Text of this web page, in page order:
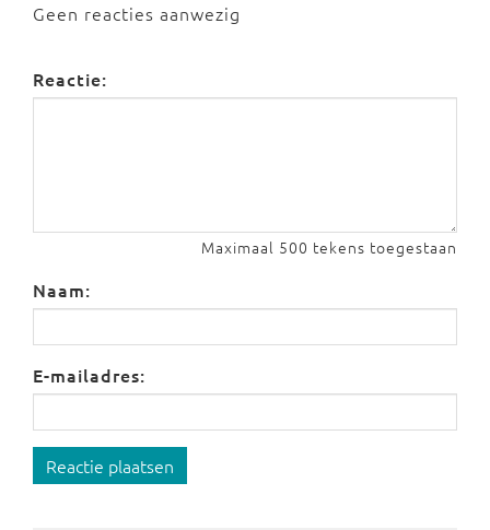
Geen reacties aanwezig
Reactie:
Maximaal 500 tekens toegestaan
Naam:
E-mailadres:
Reactie plaatsen